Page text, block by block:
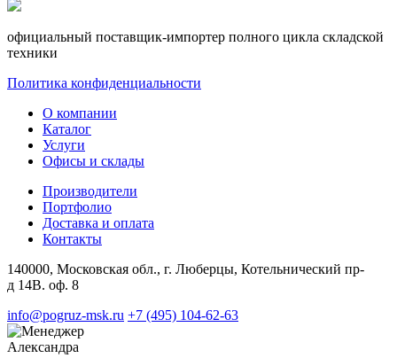
официальный поставщик-импортер полного цикла складской
техники
Политика конфиденциальности
О компании
Каталог
Услуги
Офисы и склады
Производители
Портфолио
Доставка и оплата
Контакты
140000, Московская обл., г. Люберцы, Котельнический пр-
д 14В. оф. 8
info@pogruz-msk.ru +7 (495) 104-62-63
Александра